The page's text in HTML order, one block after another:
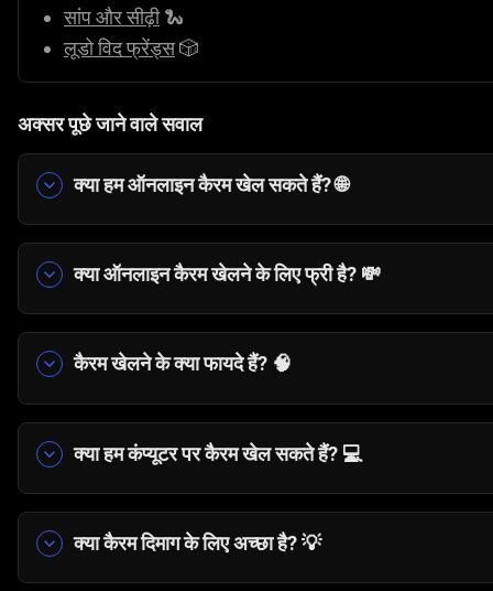
सांप और सीढ़ी🐍
लूडो विद फ्रेंड्स🎲
अक्सर पूछे जाने वाले सवाल
क्या हम ऑनलाइन कैरम खेल सकते हैं? 🌐
क्या ऑनलाइन कैरम खेलने के लिए फ्री है? 💸
कैरम खेलने के क्या फायदे हैं? 🧠
कैरम खेलने से एकाग्रता बढ़ती है, एंगल और दूरी की समझ
विकसित करने में भी मदद करता है।
क्या हम कंप्यूटर पर कैरम खेल सकते हैं? 💻
हाँ। आप किसी भी ब्राउज़र वाले पीसी या लैपटॉप पर कैरम
क्या कैरम दिमाग के लिए अच्छा है? 💡